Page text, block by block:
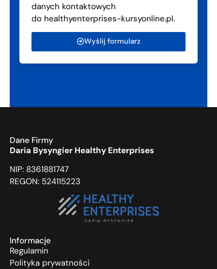
danych kontaktowych
do healthyenterprises-kursyonline.pl.
Wyślij formularz
Dane Firmy
Daria Bysyngier Healthy Enterprises
NIP: 8361881747
REGON: 524115223
Informacje
Regulamin
Polityka prywatności